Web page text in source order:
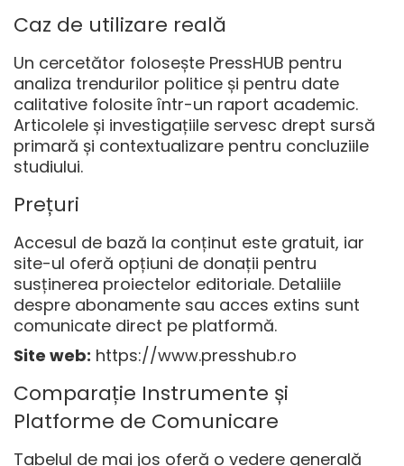
Caz de utilizare reală
Un cercetător folosește PressHUB pentru
analiza trendurilor politice și pentru date
calitative folosite într-un raport academic.
Articolele și investigațiile servesc drept sursă
primară și contextualizare pentru concluziile
studiului.
Prețuri
Accesul de bază la conținut este gratuit, iar
site-ul oferă opțiuni de donații pentru
susținerea proiectelor editoriale. Detaliile
despre abonamente sau acces extins sunt
comunicate direct pe platformă.
Site web: https://www.presshub.ro
Comparație Instrumente și
Platforme de Comunicare
Tabelul de mai jos oferă o vedere generală